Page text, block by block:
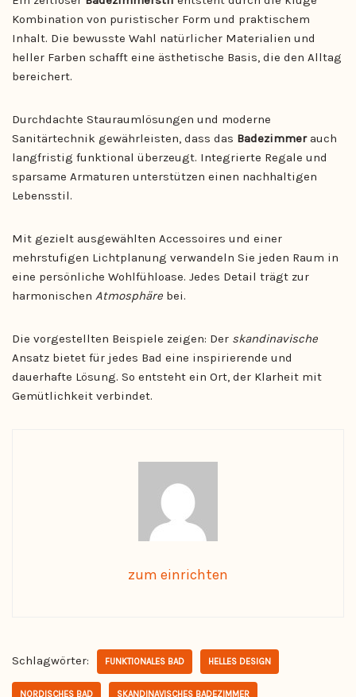
Kombination von puristischer Form und praktischem
Inhalt. Die bewusste Wahl natürlicher Materialien und
heller Farben schafft eine ästhetische Basis, die den Alltag
bereichert.
Durchdachte Stauraumlösungen und moderne
Sanitärtechnik gewährleisten, dass das Badezimmerauch
langfristig funktional überzeugt. Integrierte Regale und
sparsame Armaturen unterstützen einen nachhaltigen
Lebensstil.
Mit gezielt ausgewählten Accessoires und einer
mehrstufigen Lichtplanung verwandeln Sie jeden Raum in
eine persönliche Wohlfühloase. Jedes Detail trägt zur
harmonischen Atmosphäre bei.
Die vorgestellten Beispiele zeigen: Der skandinavische
Ansatz bietet für jedes Bad eine inspirierende und
dauerhafte Lösung. So entsteht ein Ort, der Klarheit mit
Gemütlichkeit verbindet.
zum einrichten
Schlagwörter: FUNKTIONALES BAD HELLES DESIGN
NORDISCHES BAD SKANDINAVISCHES BADEZIMMER